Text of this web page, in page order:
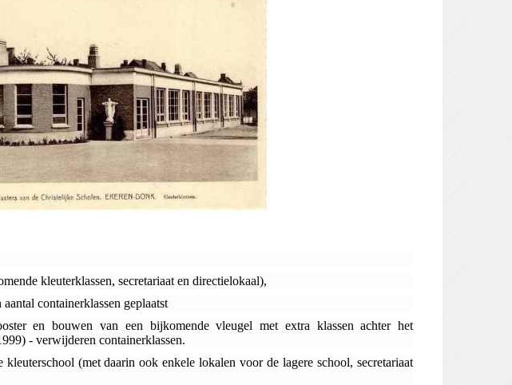
kleuterklassen, secretariaat en directielokaal),
containerklassen geplaatst
en bouwen van een bijkomende vleugel met extra klassen achter het
- verwijderen containerklassen.
(met daarin ook enkele lokalen voor de lagere school, secretariaat